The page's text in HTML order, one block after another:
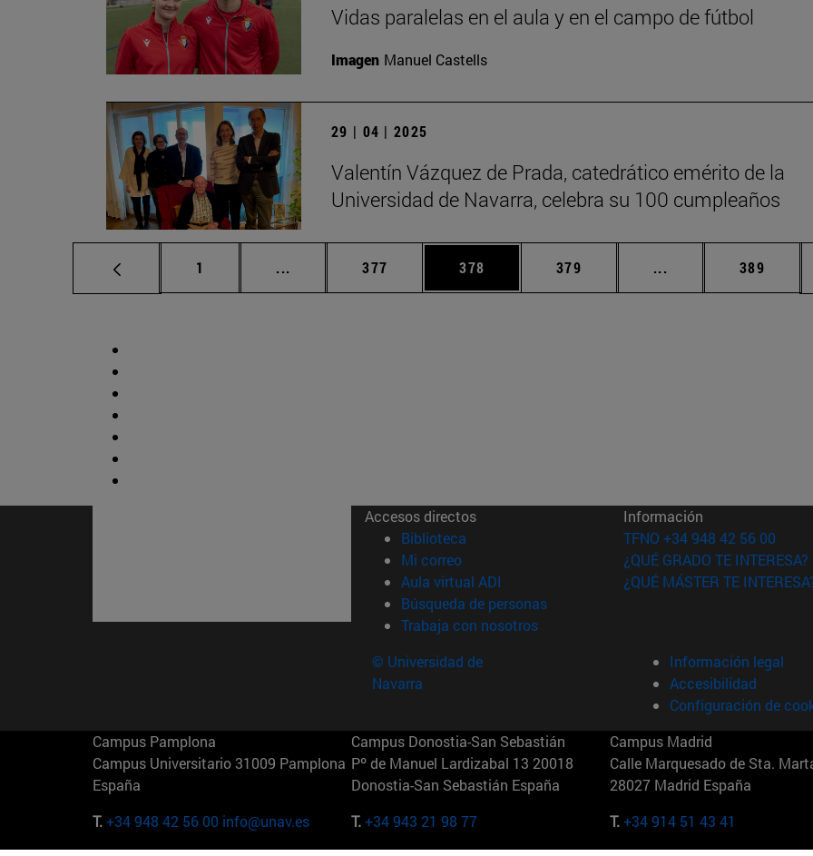
Vidas paralelas en el aula y en el campo de fútbol
Imagen Manuel Castells
29 | 04 | 2025
Valentín Vázquez de Prada, catedrático emérito de la
Universidad de Navarra, celebra su 100 cumpleaños
Página
1 ... Páginas intermedias Use TAB para desplazarse.
Página
377 Página
378 Página
379 ... Páginas intermedias
Página
389
Accesos directos
Biblioteca (abre en nueva ventana)
Mi correo(abre en nueva ventana)
Aula virtual ADI (abre en nueva ventana)
Búsqueda de personas(abre en nueva ventana)
Trabaja con nosotros(abre en nueva ventana)
Información
TFNO +34 948 42 56 00
¿QUÉ GRADO TE INTERESA?
¿QUÉ MÁSTER TE
© Universidad de
Navarra
Información legal
Accesibilidad
Configuración de
Campus Pamplona
Campus Universitario 31009 Pamplona
España
T.+34 948 42 56 00 info@unav.es
Campus Donostia-San Sebastián
Pº de Manuel Lardizabal 13 20018
Donostia-San Sebastián España
T.+34 943 21 98 77
Campus Madrid
Calle Marquesado de Sta.
28027 Madrid España
T.+34 914 51 43 41